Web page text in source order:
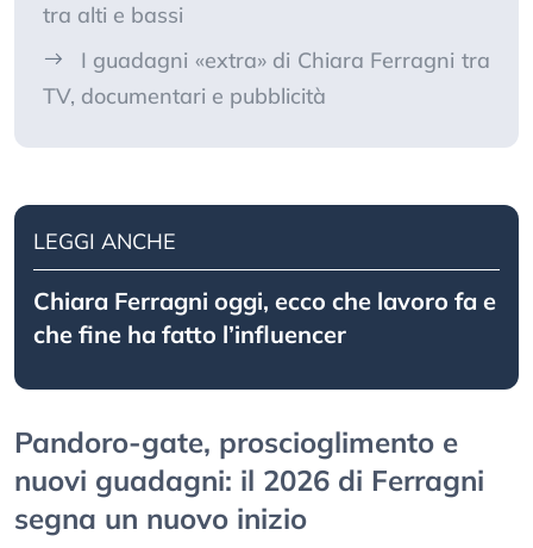
tra alti e bassi
I guadagni «extra» di Chiara Ferragni tra
TV, documentari e pubblicità
LEGGI ANCHE
Chiara Ferragni oggi, ecco che lavoro fa e
che fine ha fatto l’influencer
Pandoro-gate, proscioglimento e
nuovi guadagni: il 2026 di Ferragni
segna un nuovo inizio